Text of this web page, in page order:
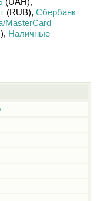
(RUB), Сбербанк
MasterCard
, Наличные